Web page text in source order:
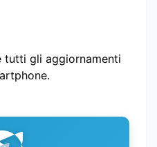
tutti gli aggiornamenti